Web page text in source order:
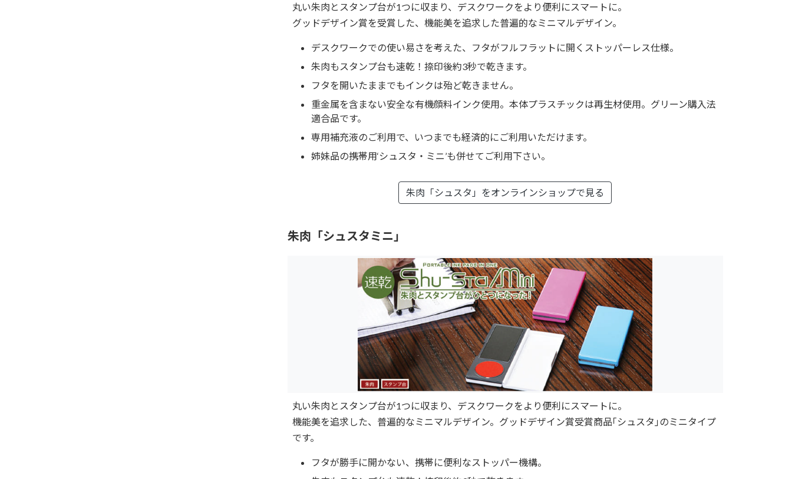
丸い朱肉とスタンプ台が1つに収まり、デスクワークをより便利にスマートに。
グッドデザイン賞を受賞した、機能美を追求した普遍的なミニマルデザイン。
デスクワークでの使い易さを考えた、フタがフルフラットに開くストッパーレス仕様。
朱肉もスタンプ台も速乾！捺印後約3秒で乾きます。
フタを開いたままでもインクは殆ど乾きません。
重金属を含まない安全な有機顔料インク使用。本体プラスチックは再生材使用。グリーン購入法
適合品です。
専用補充液のご利用で、いつまでも経済的にご利用いただけます。
姉妹品の携帯用‘シュスタ・ミニ’も併せてご利用下さい。
朱肉「シュスタ」をオンラインショップで見る
朱肉「シュスタミニ」
丸い朱肉とスタンプ台が1つに収まり、デスクワークをより便利にスマートに。
機能美を追求した、普遍的なミニマルデザイン。グッドデザイン賞受賞商品｢シュスタ｣のミニタイプ
です。
フタが勝手に開かない、携帯に便利なストッパー機構。